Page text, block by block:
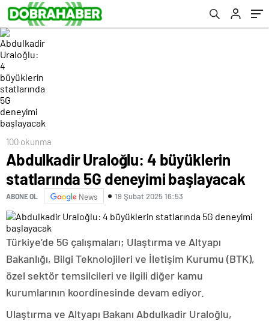
100 okunma
Abdulkadir Uraloğlu: 4 büyüklerin
statlarında 5G deneyimi başlayacak
ABONE OL News 19 Şubat 2025 16:53
Türkiye’de 5G çalışmaları; Ulaştırma ve Altyapı
Bakanlığı, Bilgi Teknolojileri ve İletişim Kurumu (BTK),
özel sektör temsilcileri ve ilgili diğer kamu
kurumlarının koordinesinde devam ediyor.
Ulaştırma ve Altyapı Bakanı Abdulkadir Uraloğlu,